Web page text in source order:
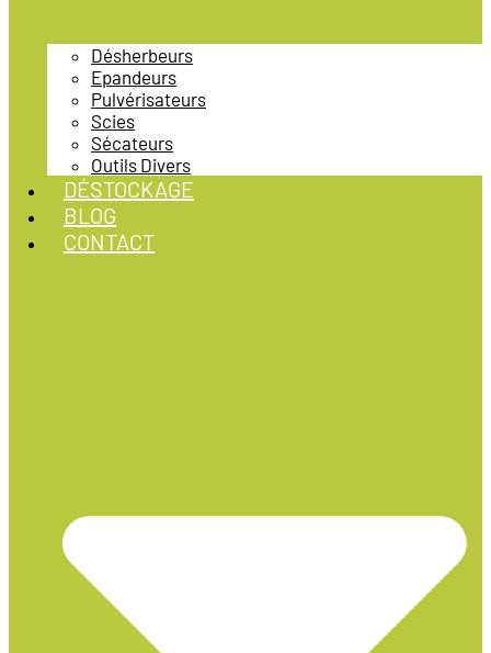
Désherbeurs
Epandeurs
Pulvérisateurs
Scies
Sécateurs
Outils Divers
DÉSTOCKAGE
BLOG
CONTACT